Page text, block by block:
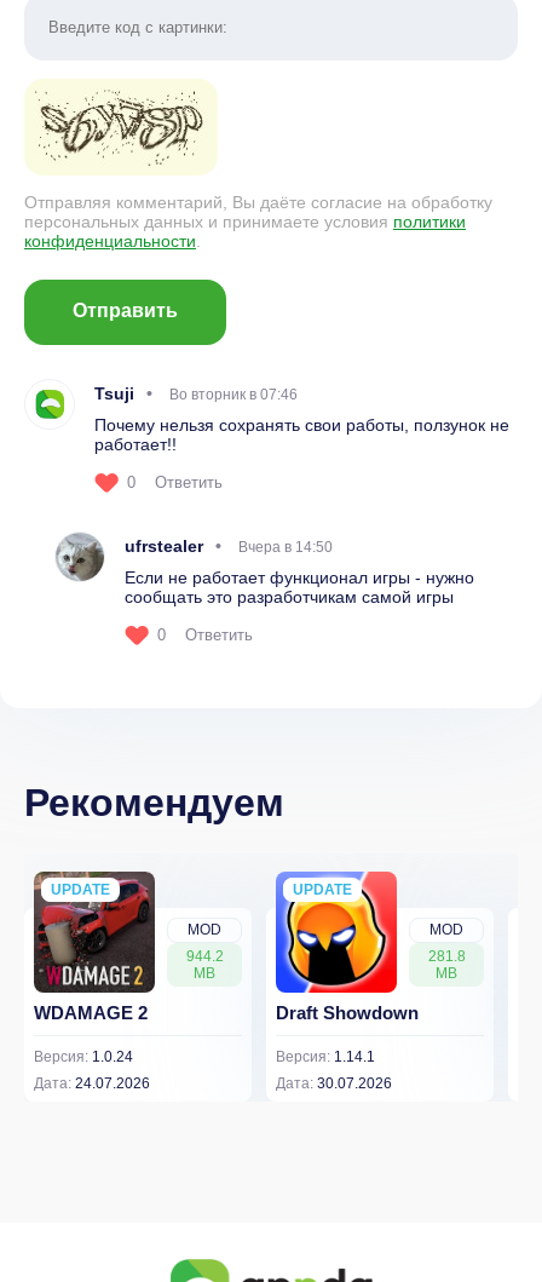
Отправляя комментарий, Вы даёте согласие на обработку
персональных данных и принимаете условия политики
конфиденциальности.
Отправить
Tsuji Во вторник в 07:46
Почему нельзя сохранять свои работы, ползунок не
работает!!
0 Ответить
ufrstealer Вчера в 14:50
Если не работает функционал игры - нужно
сообщать это разработчикам самой игры
0 Ответить
Рекомендуем
MOD
944.2
MB
UPDATE
NEW
WDAMAGE 2
Версия: 1.0.24
Дата: 24.07.2026
MOD
281.8
MB
UPDATE
NEW
Draft Showdown
Версия: 1.14.1
Дата: 30.07.2026